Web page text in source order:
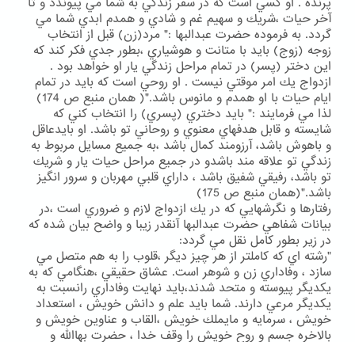
آخر حيات ،شريك و سهيم غم و شادي و همدم ابدي شما مي
گردد. به فرموده حضرت عبدالبها :" مرد(زن) قبل از انتخاب
زوجه (زوج) بايد با متانت و هوشياري ،بطور جدي فكر كند كه
اين دختر (پسر) در تمام مراحل زندگي يار او خواهد بود .
ازدواج يك امر موقتي نيست . او روحي است كه بايد در تمام
ايام حيات با او همدم و مانوس باشد."( همان منبع ص 174)
لذا مي فرمايند :" بايد دختري (پسري) را انتخاب كني كه
شايسته و قابل هدفهاي معنوي و روحاني تو باشد. او بايدعاقل
و باهوش باشد، آرزومند كمال باشد ،به جميع مسايل مربوط به
زندگي تو علاقه مند باشدو در جميع مراحل حيات يار و شريك
تو باشد، رفيقي شفيق باشد ، داراي قلبي مهربان و سرور انگيز
باشد."(همان منبع ص 175)
رفتارها و نگرشهايي كه در يك ازدواج لازم و ضروري است ،در
بيانات شفاهي حضرت عبدالبها آنقدر زيبا و واضح بيان شده كه
در زير بطور كامل نقل مي گردد:
"رشته اي كه كاملتر از هر چيز ديگر ،قلوب را به هم متصل مي
سازد ، وفاداري زن و شوهر است. عشاق حقيقي ،هنگامي كه به
يكديگر پيوسته و متحد شدند،بايد نهايت وفاداري رانسبت به
يكديگر مرعي دارند. شما بايد علم و دانش خويش ، استعداد
خويش ، سرمايه و مايملك خويش ،القاب و عناوين خويش و
بالاخره جسم و روح خويش را وقف خدا ، حضرت بهاالله و